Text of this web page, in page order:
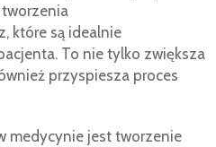
tworzenia
które są idealnie
To nie tylko zwiększa
przyspiesza proces
medycynie jest tworzenie